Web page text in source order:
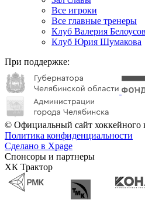
Все игроки
Все главные тренеры
Клуб Валерия
Клуб Юрия Шумакова
При поддержке:
© Официальный сайт хоккейного
Политика конфиденциальности
Сделано в Xpage
Спонсоры и партнеры
ХК Трактор